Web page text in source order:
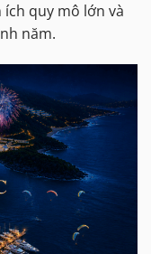
quy mô lớn và
năm.